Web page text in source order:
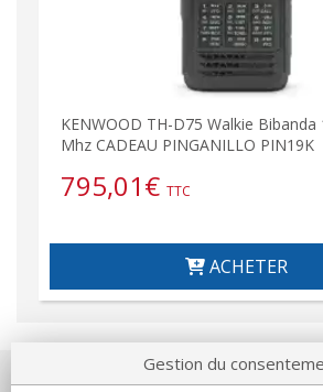
KENWOOD TH-D75 Walkie Bibanda
Mhz CADEAU PINGANILLO PIN19K
795,01€ TTC
ACHETER
Gestion du